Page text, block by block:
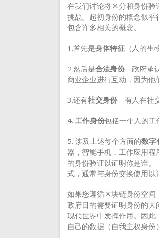
在我们讨论将区分和身份
挑战。起初身份的概念似乎
包含许多相关的概念。
1.首先是身体特征 （人的生
2.然后是合法身份 - 政府承
商业企业进行互动，因为他
3.还有社交身份 - 有人在社
4. 工作身份包括一个人的工
5. 涉及上述每个方面的数字
器，智能手机，工作应用
的身份验证以证明你是谁
式，通常与身份交换使用以
如果您遵循区块链身份空
政府目的需要证明身份的
现代世界中发挥作用。因
自己的数据（自我主权身份